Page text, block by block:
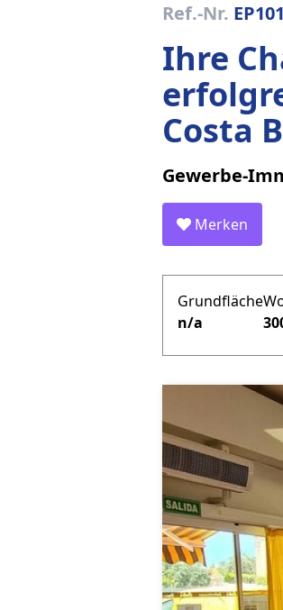
Ref.-Nr.
Ihre
Costa
Gewerbe-
Merken
Grundfläche
n/a